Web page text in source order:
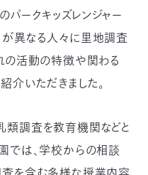
パークキッズレンジャー
異なる人々に里地調査
の活動の特徴や関わる
介いただきました。
類調査を教育機関などと
では、学校からの相談